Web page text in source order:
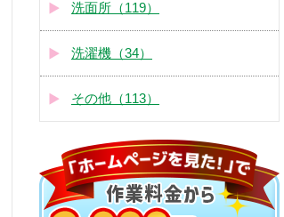
洗面所（119）
洗濯機（34）
その他（113）